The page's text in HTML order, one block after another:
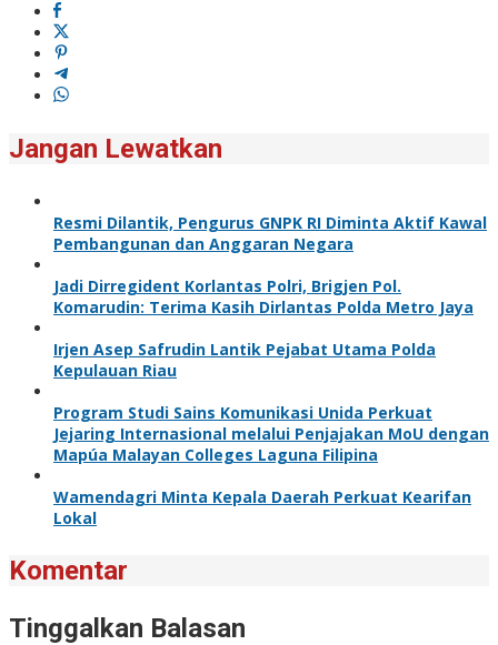
Jangan Lewatkan
Resmi Dilantik, Pengurus GNPK RI Diminta Aktif Kawal
Pembangunan dan Anggaran Negara
Jadi Dirregident Korlantas Polri, Brigjen Pol.
Komarudin: Terima Kasih Dirlantas Polda Metro Jaya
Irjen Asep Safrudin Lantik Pejabat Utama Polda
Kepulauan Riau
Program Studi Sains Komunikasi Unida Perkuat
Jejaring Internasional melalui Penjajakan MoU dengan
Mapúa Malayan Colleges Laguna Filipina
Wamendagri Minta Kepala Daerah Perkuat Kearifan
Lokal
Komentar
Tinggalkan Balasan